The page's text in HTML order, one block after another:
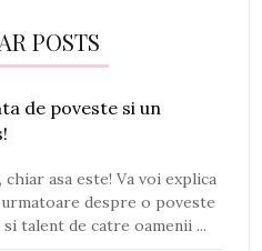
POSTS
de poveste si un
chiar asa este! Va voi explica
despre o poveste
talent de catre oamenii ...